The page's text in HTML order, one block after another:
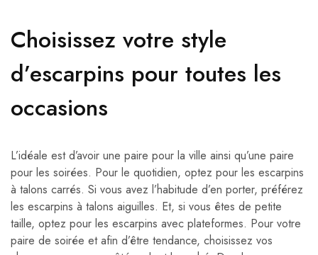
Choisissez votre style
d’escarpins pour toutes les
occasions
L’idéale est d’avoir une paire pour la ville ainsi qu’une paire
pour les soirées. Pour le quotidien, optez pour les escarpins
à talons carrés. Si vous avez l’habitude d’en porter, préférez
les escarpins à talons aiguilles. Et, si vous êtes de petite
taille, optez pour les escarpins avec plateformes. Pour votre
paire de soirée et afin d’être tendance, choisissez vos